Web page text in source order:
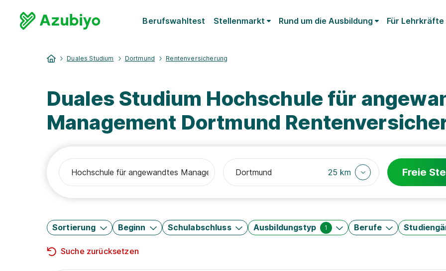
Berufswahltest Stellenmarkt Rund um die Ausbildung Für Lehrkräfte
Duales Studium Dortmund Rentenversicherung
Duales Studium Hochschule für
Management Dortmund
25 km Freie
Sortierung Beginn Schulabschluss Ausbildungstyp 1 Berufe
Suche zurücksetzen